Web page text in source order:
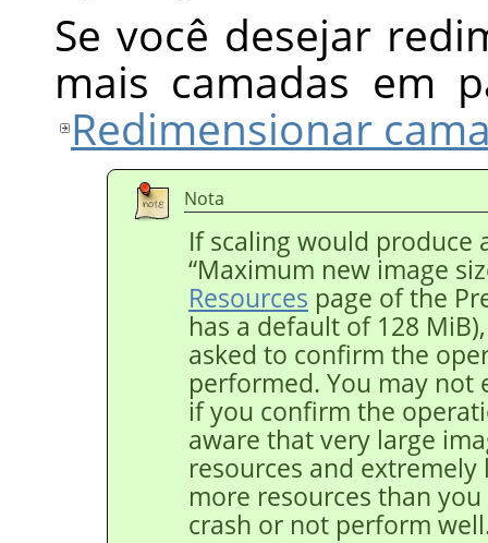
Se você desejar
mais camadas em
Redimensionar
Nota
If scaling would produce
“Maximum new image
Resources page of the
has a default of 128
asked to confirm the
performed. You may not
if you confirm the
aware that very large
resources and
more resources than
crash or not perform